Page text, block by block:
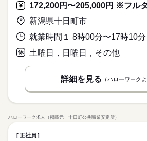
新潟県十日町市
就業時間１ 8時00分〜17時10分
土曜日，日曜日，その他
詳細を見る （ハローワーク
ハローワーク求人（掲載元：十日町公共職業安定所）
正社員